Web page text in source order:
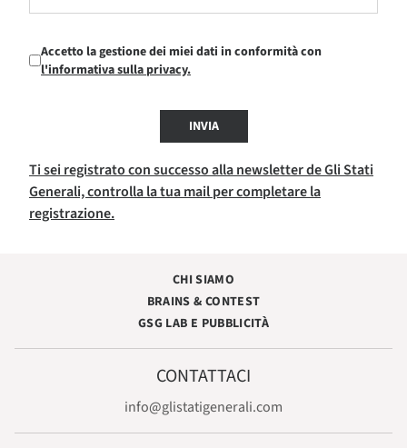
Accetto la gestione dei miei dati in conformità con
l'informativa sulla privacy.
INVIA
Ti sei registrato con successo alla newsletter de Gli Stati
Generali, controlla la tua mail per completare la
registrazione.
CHI SIAMO
BRAINS & CONTEST
GSG LAB E PUBBLICITÀ
CONTATTACI
info@glistatigenerali.com